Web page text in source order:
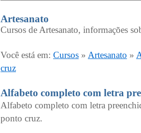
Artesanato
Cursos de Artesanato, informações
Você está em: Cursos » Artesanato »
cruz
Alfabeto completo com letra
Alfabeto completo com letra
ponto cruz.